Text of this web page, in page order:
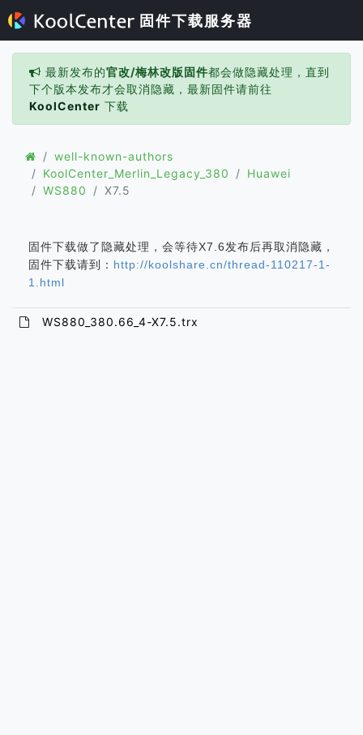
固件下载服务器
最新发布的官改/梅林改版固件都会做隐藏处理，直到
下个版本发布才会取消隐藏，最新固件请前往
KoolCenter 下载
well-known-authors
KoolCenter_Merlin_Legacy_380
Huawei
WS880
X7.5
固件下载做了隐藏处理，会等待X7.6发布后再取消隐藏，
固件下载请到： http://koolshare.cn/thread-110217-1-
1.html
WS880_380.66_4-X7.5.trx